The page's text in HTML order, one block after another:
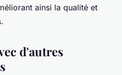
ainsi la qualité et
d'autres